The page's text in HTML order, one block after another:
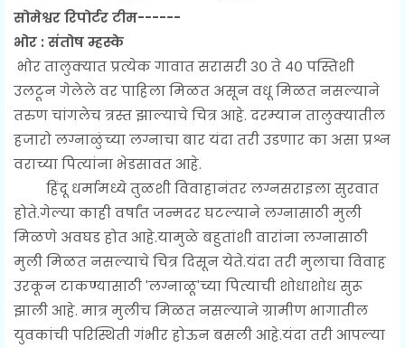
सोमेश्वर रिपोर्टर टीम------
भोर : संतोष म्हस्के
भोर तालुक्यात प्रत्येक गावात सरासरी ३० ते ४० पस्तिशी
उलटून गेलेले वर पाहिला मिळत असून वधू मिळत नसल्याने
तरुण चांगलेच त्रस्त झाल्याचे चित्र आहे. दरम्यान तालुक्यातील
हजारो लग्नाळुंच्या लग्नाचा बार यंदा तरी उडणार का असा प्रश्न
वराच्या पित्यांना भेडसावत आहे.
हिंदू धर्मामध्ये तुळशी विवाहानंतर लग्नसराइला सुरवात
होते.गेल्या काही वर्षांत जन्मदर घटल्याने लग्नासाठी मुली
मिळणे अवघड होत आहे.यामुळे बहुतांशी वारांना लग्नासाठी
मुली मिळत नसल्याचे चित्र दिसून येते.यंदा तरी मुलाचा विवाह
उरकून टाकण्यासाठी 'लग्नाळू'च्या पित्याची शोधाशोध सुरू
झाली आहे. मात्र मुलीच मिळत नसल्याने ग्रामीण भागातील
युवकांची परिस्थिती गंभीर होऊन बसली आहे.यंदा तरी आपल्या